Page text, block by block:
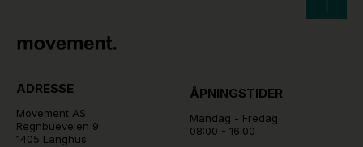
ADRESSE
Movement AS
Regnbueveien 9
1405 Langhus
ÅPNINGSTIDER
Mandag - Fredag
08:00 - 16:00